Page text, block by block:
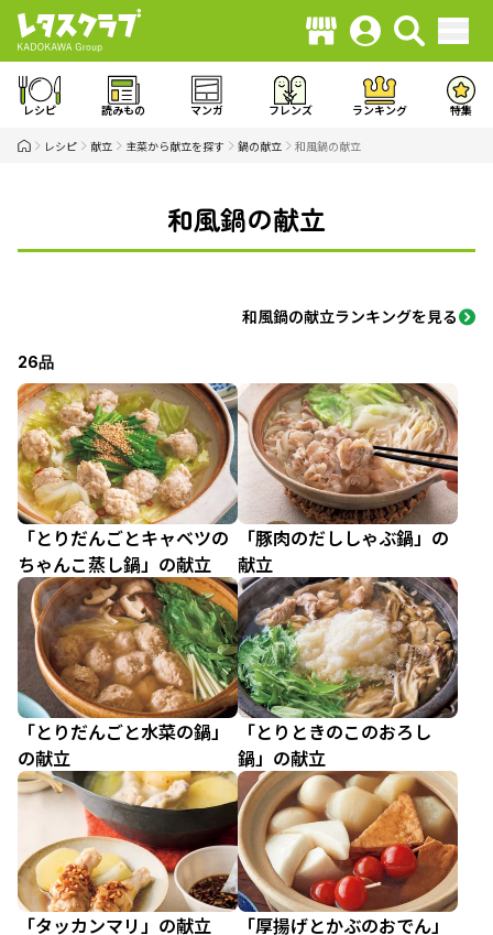
レシピ 読みもの マンガ フレンズ ランキング 特集
レシピ 献立 主菜から献立を探す 鍋の献立 和風鍋の献立
和風鍋の献立
和風鍋の献立ランキングを見る
26品
「とりだんごとキャベツの
ちゃんこ蒸し鍋」の献立
「豚肉のだししゃぶ鍋」の
献立
「とりだんごと水菜の鍋」
の献立
「とりときのこのおろし
鍋」の献立
「タッカンマリ」の献立
「厚揚げとかぶのおでん」